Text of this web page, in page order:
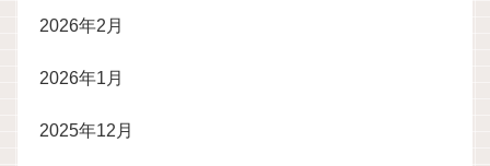
2026年2月
2026年1月
2025年12月